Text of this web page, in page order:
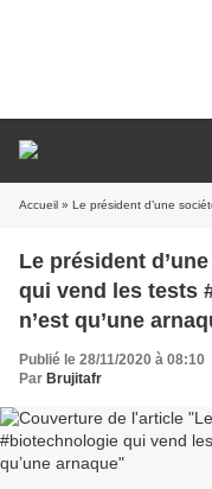
Accueil » Le président d’une société de
Le président
qui vend les tests
n’est qu’une
Publié le 28/11/2020 à 08:10
Par Brujitafr